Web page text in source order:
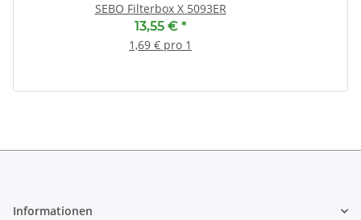
SEBO Filterbox X 5093ER
13,55 € *
1,69 € pro 1
Informationen